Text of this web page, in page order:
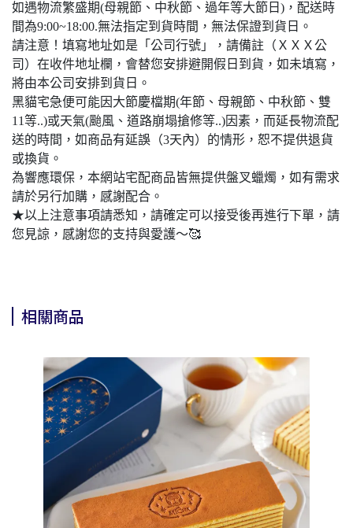
如遇物流繁盛期(母親節、中秋節、過年等大節日)，配送時
間為9:00~18:00.無法指定到貨時間，無法保證到貨日。
請注意！填寫地址如是「公司行號」，請備註（ＸＸＸ公
司）在收件地址欄，會替您安排避開假日到貨，如未填寫，
將由本公司安排到貨日。
黑貓宅急便可能因大節慶檔期(年節、母親節、中秋節、雙
11等..)或天氣(颱風、道路崩塌搶修等..)因素，而延長物流配
送的時間，如商品有延誤（3天內）的情形，恕不提供退貨
或換貨。
為響應環保，本網站宅配商品皆無提供盤叉蠟燭，如有需求
請於另行加購，感謝配合。
★以上注意事項請悉知，請確定可以接受後再進行下單，請
您見諒，感謝您的支持與愛護～🥰
相關商品